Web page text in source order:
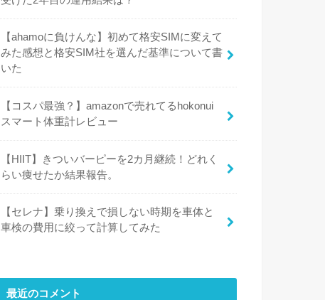
【ahamoに負けんな】初めて格安SIMに変えて
みた感想と格安SIM社を選んだ基準について書
いた
【コスパ最強？】amazonで売れてるhokonui
スマート体重計レビュー
【HIIT】きついバーピーを2カ月継続！どれく
らい痩せたか結果報告。
【セレナ】乗り換えで損しない時期を車体と
車検の費用に絞って計算してみた
最近のコメント